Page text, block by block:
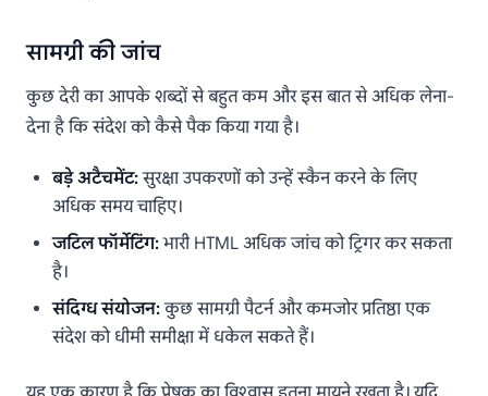
सामग्री की जांच
कुछ देरी का आपके शब्दों से बहुत कम और इस बात से अधिक लेना-
देना है कि संदेश को कैसे पैक किया गया है।
बड़े अटैचमेंट:सुरक्षा उपकरणों को उन्हें स्कैन करने के लिए
अधिक समय चाहिए।
जटिल फॉर्मेटिंग:भारी HTML अधिक जांच को ट्रिगर कर सकता
है।
संदिग्ध संयोजन:कुछ सामग्री पैटर्न और कमजोर प्रतिष्ठा एक
संदेश को धीमी समीक्षा में धकेल सकते हैं।